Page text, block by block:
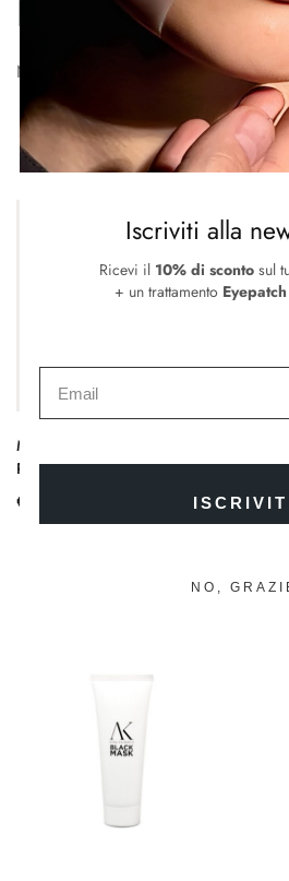
Recensioni
Non ci sono ancora recensioni.
Prodotti
Mini Suede Shopper | Borsa di
Pelle Scamosciata
€
Potrebbe
Iscriviti alla
Ricevi il 10% di scontosul
+ un trattamento
NO,